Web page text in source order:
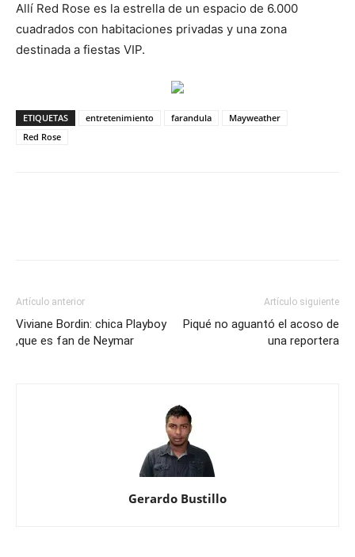
Allí Red Rose es la estrella de un espacio de 6.000
cuadrados con habitaciones privadas y una zona
destinada a fiestas VIP.
ETIQUETAS entretenimiento farandula
Mayweather
Red Rose
Artículo anterior
Viviane Bordin: chica Playboy
,que es fan de Neymar
Artículo siguiente
Piqué no aguantó el acoso de
una reportera
Gerardo Bustillo